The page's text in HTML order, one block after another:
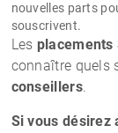
nouvelles parts
souscrivent.
Les placements
connaître quels
conseillers.
Si vous désirez